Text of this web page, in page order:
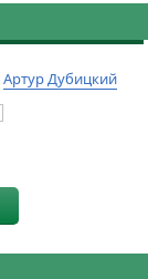
Артур Дубицкий